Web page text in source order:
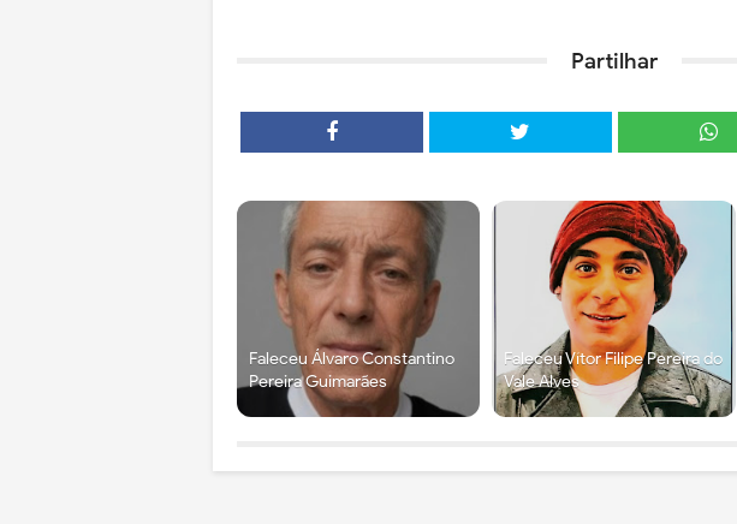
Partilhar
Faleceu Álvaro Constantino
Pereira Guimarães
Faleceu Vítor Filipe Pereira do
Vale Alves